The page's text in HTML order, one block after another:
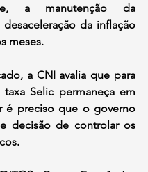
a manutenção da
da inflação
meses.
a CNI avalia que para
Selic permaneça em
é preciso que o governo
decisão de controlar os